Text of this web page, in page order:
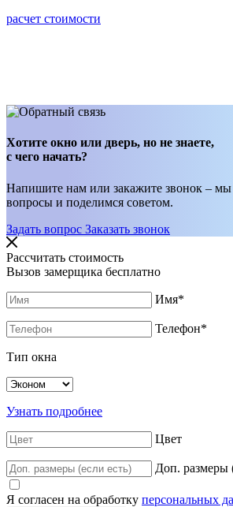
расчет стоимости
Хотите окно или дверь, но не знаете,
с чего начать?
Напишите нам или закажите звонок –
вопросы и поделимся советом.
Задать вопрос Заказать звонок
Рассчитать стоимость
Вызов замерщика бесплатно
Имя*
Телефон*
Тип окна
Узнать подробнее
Цвет
Доп. размеры
Я согласен на обработку персональных